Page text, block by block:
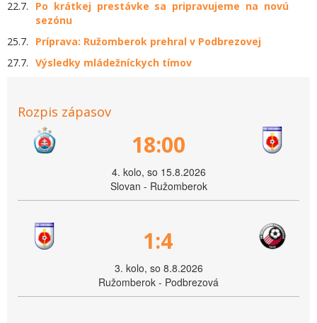
22.7.
Po krátkej prestávke sa pripravujeme na novú
sezónu
25.7.
Príprava: Ružomberok prehral v Podbrezovej
27.7. Výsledky mládežníckych tímov
Rozpis zápasov
18:00
4. kolo, so 15.8.2026
Slovan - Ružomberok
1:4
3. kolo, so 8.8.2026
Ružomberok - Podbrezová